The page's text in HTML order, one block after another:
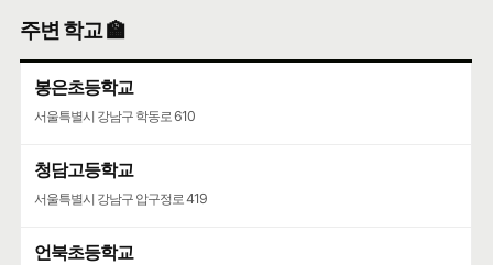
서울특별시 광진구 능동로3마길 1
주변 학교 🏫
봉은초등학교
서울특별시 강남구 학동로 610
청담고등학교
서울특별시 강남구 압구정로 419
언북초등학교